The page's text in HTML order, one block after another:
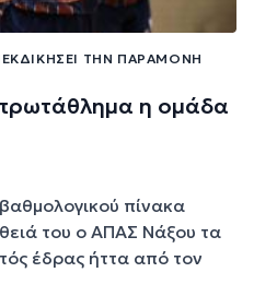
ΤΗΝ ΠΑΡΑΜΟΝΉ
η ομάδα
πίνακα
του ο ΑΠΑΣ Νάξου τα
έδρας ήττα από τον